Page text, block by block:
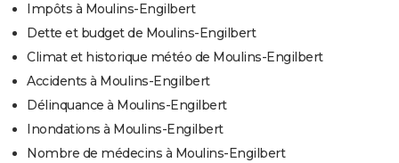
Impôts à Moulins-Engilbert
Dette et budget de Moulins-Engilbert
Climat et historique météo de Moulins-Engilbert
Accidents à Moulins-Engilbert
Délinquance à Moulins-Engilbert
Inondations à Moulins-Engilbert
Nombre de médecins à Moulins-Engilbert